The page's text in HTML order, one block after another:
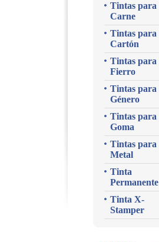
Tintas para
Carne
Tintas para
Cartón
Tintas para
Fierro
Tintas para
Género
Tintas para
Goma
Tintas para
Metal
Tinta
Permanente
Tinta X-
Stamper